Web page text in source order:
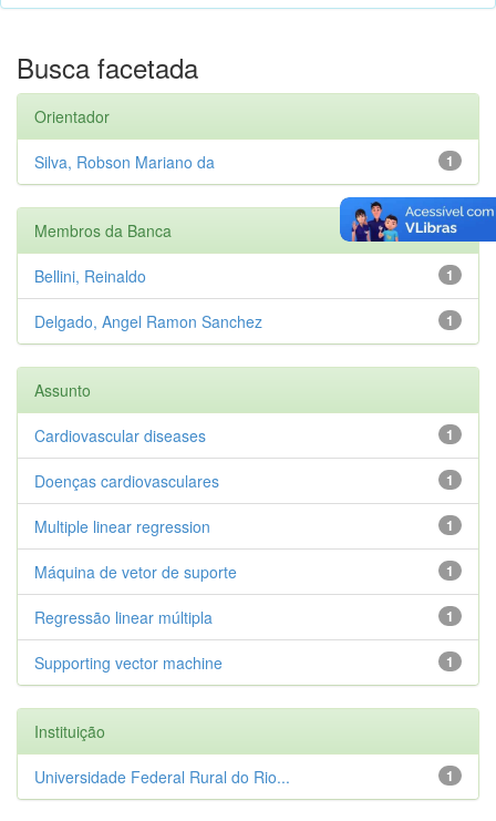
Busca facetada
Orientador
1
Silva, Robson Mariano da
Membros da Banca
1
Bellini, Reinaldo
1
Delgado, Angel Ramon Sanchez
Assunto
1
Cardiovascular diseases
1
Doenças cardiovasculares
1
Multiple linear regression
1
Máquina de vetor de suporte
1
Regressão linear múltipla
1
Supporting vector machine
Instituição
1
Universidade Federal Rural do Rio...